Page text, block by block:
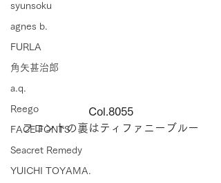
syunsoku
agnes b.
FURLA
角矢甚治郎
a.q.
Reego
FACE FONTS
Seacret Remedy
YUICHI TOYAMA.
Col.8055
フロントの裏はティファニーブルー